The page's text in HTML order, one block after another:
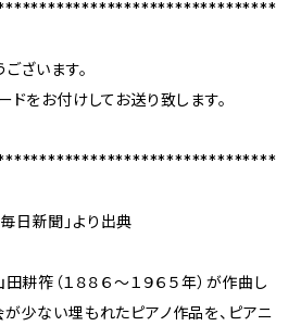
ざいます。
ドをお付けしてお送り致します。
日新聞」より出典
耕筰（１８８６～１９６５年）が作曲し
少ない埋もれたピアノ作品を、ピアニ